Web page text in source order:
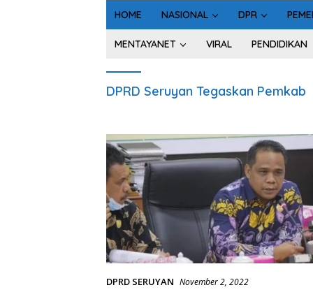
HOME NASIONAL DPR
MENTAYANET VIRAL PENDIDIKAN
DPRD Seruyan Tegaskan Pemkab
DPRD SERUYAN November 2, 2022